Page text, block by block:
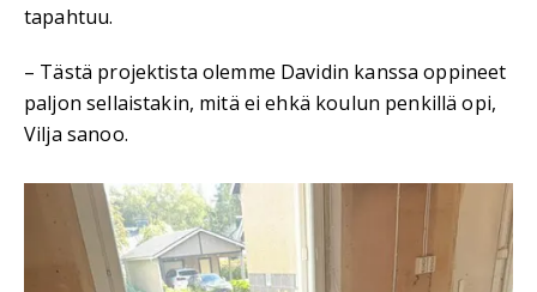
tapahtuu.
– Tästä projektista olemme Davidin kanssa oppineet
paljon sellaistakin, mitä ei ehkä koulun penkillä opi,
Vilja sanoo.